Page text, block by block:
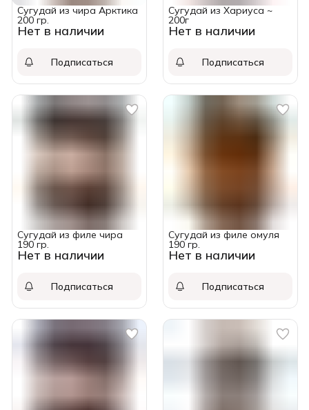
Нет в наличии
Сугудай из чира Арктика
200 гр.
Подписаться
Нет в наличии
Сугудай из Хариуса ~
200г
Подписаться
Нет в наличии
Сугудай из филе чира
190 гр.
Подписаться
Нет в наличии
Сугудай из филе омуля
190 гр.
Подписаться